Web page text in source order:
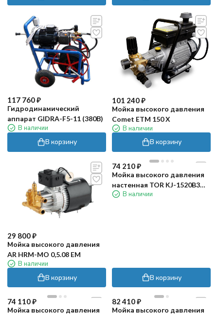
117 760₽
Гидродинамический
аппарат GIDRA-F5-11 (380В)
В наличии
В корзину
101 240₽
Мойка высокого давления
Comet ETM 150 X
В наличии
В корзину
29 800₽
Мойка высокого давления
AR HRM-MO 0,5.08 EM
В наличии
В корзину
74 210₽
Мойка высокого давления
настенная TOR KJ-1520B3
(200бар, 15л/мин)
В наличии
В корзину
74 110₽
Мойка высокого давления
82 410₽
Мойка высокого давления